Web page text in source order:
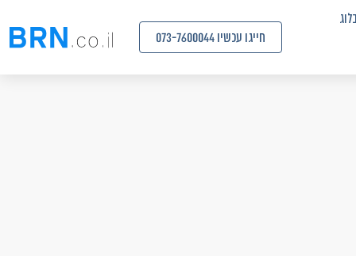
חייגו עכשיו 073-7600044